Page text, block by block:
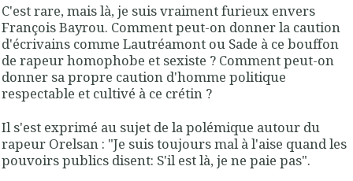
C'est rare, mais là, je suis vraiment furieux envers
François Bayrou. Comment peut-on donner la caution
d'écrivains comme Lautréamont ou Sade à ce bouffon
de rapeur homophobe et sexiste ? Comment peut-on
donner sa propre caution d'homme politique
respectable et cultivé à ce crétin ?
Il s'est exprimé au sujet de la polémique autour du
rapeur Orelsan : "Je suis toujours mal à l'aise quand les
pouvoirs publics disent: S'il est là, je ne paie pas".